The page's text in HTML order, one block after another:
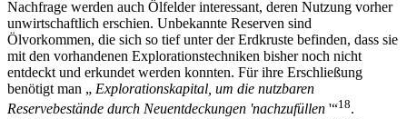
Nachfrage werden auch Ölfelder interessant, deren Nutzung vorher
unwirtschaftlich erschien. Unbekannte Reserven sind
Ölvorkommen, die sich so tief unter der Erdkruste befinden, dass sie
mit den vorhandenen Explorationstechniken bisher noch nicht
entdeckt und erkundet werden konnten. Für ihre Erschließung
benötigt man „ Explorationskapital, um die nutzbaren
Reservebestände durch Neuentdeckungen 'nachzufüllen '“18.